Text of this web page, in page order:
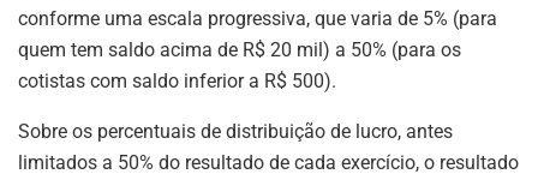
conforme uma escala progressiva, que varia de 5% (para
quem tem saldo acima de R$ 20 mil) a 50% (para os
cotistas com saldo inferior a R$ 500).
Sobre os percentuais de distribuição de lucro, antes
limitados a 50% do resultado de cada exercício, o resultado